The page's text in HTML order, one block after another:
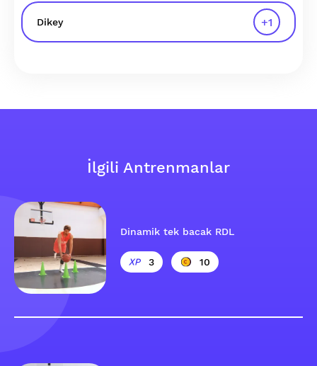
Dikey +1
İlgili Antrenmanlar
Dinamik tek bacak RDL
3 10